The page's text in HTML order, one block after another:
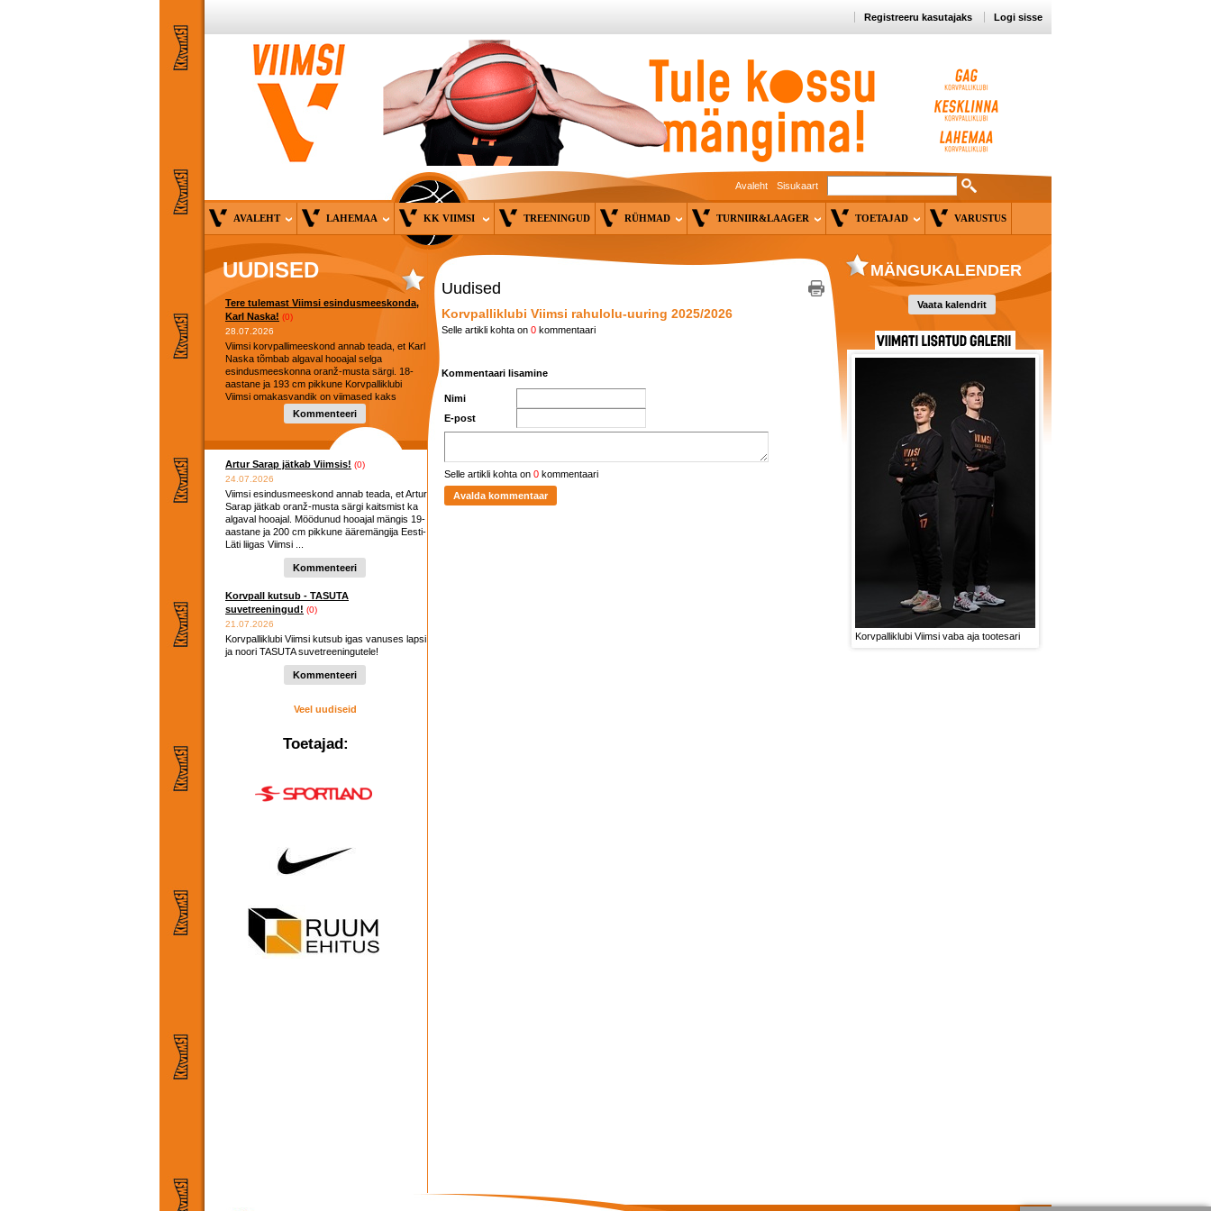
Registreeru kasutajaks Logi sisse
Avaleht Sisukaart
AVALEHT LAHEMAA KK VIIMSI TREENINGUD RÜHMAD TURNIIR&LAAGER TOETAJAD VARUSTUS
UUDISED
Tere tulemast Viimsi esindusmeeskonda,
Karl Naska! (0)
28.07.2026
Viimsi korvpallimeeskond annab teada, et Karl
Naska tõmbab algaval hooajal selga
esindusmeeskonna oranž-musta särgi. 18-
aastane ja 193 cm pikkune Korvpalliklubi
Viimsi omakasvandik on viimased kaks
Kommenteeri
Artur Sarap jätkab Viimsis! (0)
24.07.2026
Viimsi esindusmeeskond annab teada, et Artur
Sarap jätkab oranž-musta särgi kaitsmist ka
algaval hooajal. Möödunud hooajal mängis 19-
aastane ja 200 cm pikkune ääremängija Eesti-
Läti liigas Viimsi ...
Kommenteeri
Korvpall kutsub - TASUTA
suvetreeningud! (0)
21.07.2026
Korvpalliklubi Viimsi kutsub igas vanuses lapsi
ja noori TASUTA suvetreeningutele!
Kommenteeri
Veel uudiseid
Toetajad:
Uudised
Korvpalliklubi Viimsi rahulolu-uuring 2025/2026
Selle artikli kohta on 0 kommentaari
Kommentaari lisamine
Nimi
E-post
Selle artikli kohta on 0 kommentaari
MÄNGUKALENDER
Vaata kalendrit
Korvpalliklubi Viimsi vaba aja tootesari